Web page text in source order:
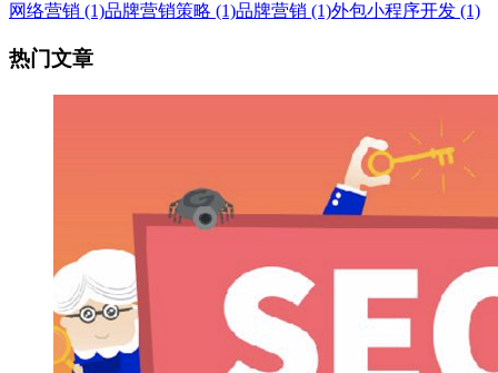
网络营销 (1)品牌营销策略 (1)品牌营销 (1)外包小程序开发 (1)
热门文章